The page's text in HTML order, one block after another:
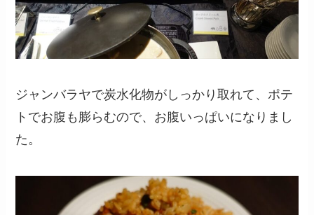
ジャンバラヤで炭水化物がしっかり取れて、ポテ
トでお腹も膨らむので、お腹いっぱいになりまし
た。